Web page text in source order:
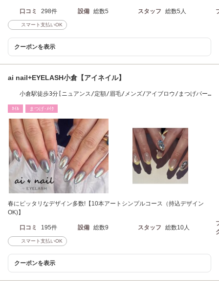
口コミ 298件 設備 総数5 スタッフ 総数5人
スマート支払いOK
クーポンを表示
ai nail+EYELASH小倉【アイネイル】
小倉駅徒歩3分[ニュアンス/定額/眉毛/メンズ/アイブロウ/まつげパー
ﾈｲﾙ まつげ･ﾒｲｸ
春にピッタリなデザイン多数!【10本アートシンプルコース（持込デザイン
OK)】
口コミ 195件 設備 総数9 スタッフ 総数10人
スマート支払いOK
クーポンを表示